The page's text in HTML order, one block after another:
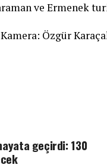
ve Ermenek
Özgür
geçirdi: 130